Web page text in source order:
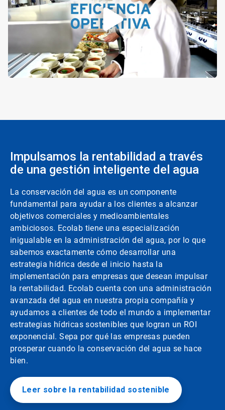
Impulsamos la rentabilidad a través
de una gestión inteligente del agua
La conservación del agua es un componente
fundamental para ayudar a los clientes a alcanzar
objetivos comerciales y medioambientales
ambiciosos. Ecolab tiene una especialización
inigualable en la administración del agua, por lo que
sabemos exactamente cómo desarrollar una
estrategia hídrica desde el inicio hasta la
implementación para empresas que desean impulsar
la rentabilidad. Ecolab cuenta con una administración
avanzada del agua en nuestra propia compañía y
ayudamos a clientes de todo el mundo a implementar
estrategias hídricas sostenibles que logran un ROI
exponencial. Sepa por qué las empresas pueden
prosperar cuando la conservación del agua se hace
bien.
Leer sobre la rentabilidad sostenible